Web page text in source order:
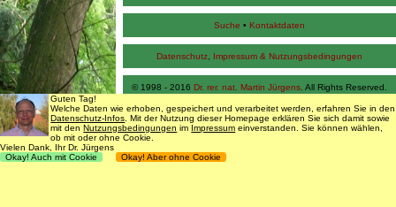
Suche • Kontaktdaten
Datenschutz Impressum & Nutzungsbedingungen
© 1998 - 2016 Dr. rer. nat. Martin Jürgens . All Rights Reserved.
Guten Tag!
Welche Daten wie erhoben, gespeichert und verarbeitet werden, erfahren Sie in den
Datenschutz-Infos . Mit der Nutzung dieser Homepage erklären Sie sich damit sowie
mit denNutzungsbedingungen im Impressum einverstanden. Sie können wählen,
ob mit oder ohne Cookie.
Vielen Dank, Ihr Dr. Jürgens
Okay! Auch mit Cookie
Okay! Aber ohne Cookie